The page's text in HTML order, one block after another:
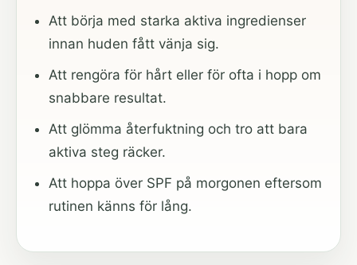
Att börja med starka aktiva ingredienser
innan huden fått vänja sig.
Att rengöra för hårt eller för ofta i hopp om
snabbare resultat.
Att glömma återfuktning och tro att bara
aktiva steg räcker.
Att hoppa över SPF på morgonen eftersom
rutinen känns för lång.